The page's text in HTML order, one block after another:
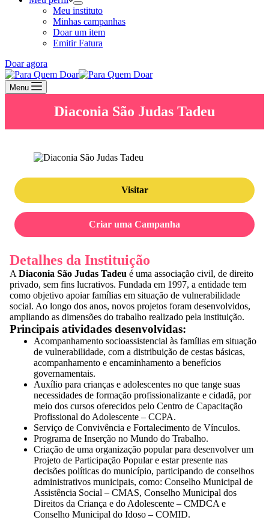
Meu instituto
Minhas campanhas
Doar um item
Emitir Fatura
Doar agora
Menu
Diaconia São Judas Tadeu
Visitar
Criar uma Campanha
Detalhes da Instituição
A Diaconia São Judas Tadeu é uma associação civil, de direito
privado, sem fins lucrativos. Fundada em 1997, a entidade tem
como objetivo apoiar famílias em situação de vulnerabilidade
social. Ao longo dos anos, novos projetos foram desenvolvidos,
ampliando as dimensões do trabalho realizado pela instituição.
Principais atividades desenvolvidas:
Acompanhamento socioassistencial às famílias em situação
de vulnerabilidade, com a distribuição de cestas básicas,
acompanhamento e encaminhamento a benefícios
governamentais.
Auxílio para crianças e adolescentes no que tange suas
necessidades de formação profissionalizante e cidadã, por
meio dos cursos oferecidos pelo Centro de Capacitação
Profissional do Adolescente – CCPA.
Serviço de Convivência e Fortalecimento de Vínculos.
Programa de Inserção no Mundo do Trabalho.
Criação de uma organização popular para desenvolver um
Projeto de Participação Popular e estar presente nas
decisões políticas do município, participando de conselhos
administrativos municipais, como: Conselho Municipal de
Assistência Social – CMAS, Conselho Municipal dos
Direitos da Criança e do Adolescente – CMDCA e
Conselho Municipal do Idoso – COMID.